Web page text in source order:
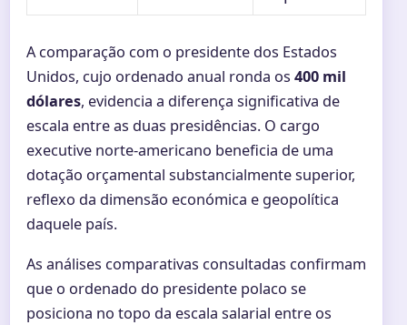
A comparação com o presidente dos Estados
Unidos, cujo ordenado anual ronda os 400 mil
dólares, evidencia a diferença significativa de
escala entre as duas presidências. O cargo
executive norte-americano beneficia de uma
dotação orçamental substancialmente superior,
reflexo da dimensão económica e geopolítica
daquele país.
As análises comparativas consultadas confirmam
que o ordenado do presidente polaco se
posiciona no topo da escala salarial entre os